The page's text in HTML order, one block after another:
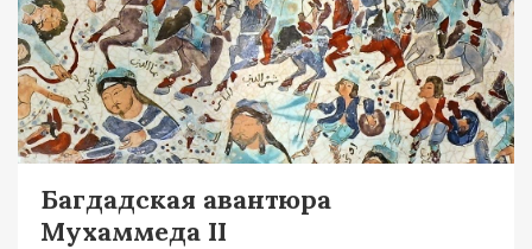
Багдадская авантюра
Мухаммеда II